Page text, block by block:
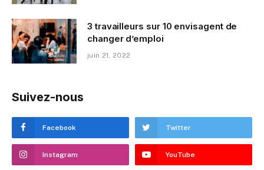
3 travailleurs sur 10 envisagent de
changer d’emploi
juin 21, 2022
Suivez-nous
Facebook Twitter
Instagram YouTube